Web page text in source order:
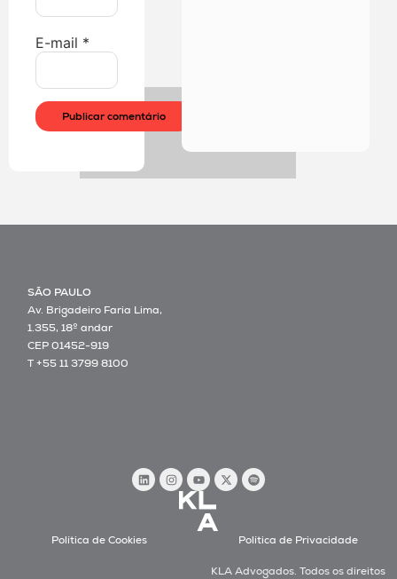
E-mail *
SÃO PAULO
Av. Brigadeiro Faria Lima,
1.355, 18º andar
CEP 01452-919
T +55 11 3799 8100
Política de Cookies Política de Privacidade
KLA Advogados. Todos os direitos